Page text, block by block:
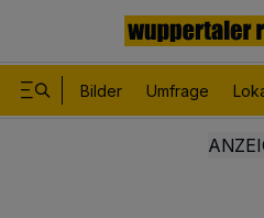
Bilder Umfrage